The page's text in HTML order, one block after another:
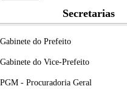
Secretarias
Gabinete do Prefeito
Gabinete do Vice-Prefeito
PGM - Procuradoria Geral